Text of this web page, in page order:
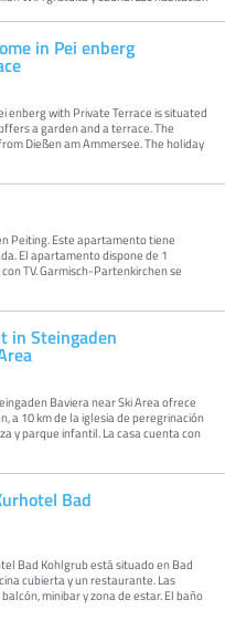
in Pei enberg
enberg with Private Terrace is situated
a garden and a terrace. The
Dießen am Ammersee. The holiday
Peiting. Este apartamento tiene
El apartamento dispone de 1
TV. Garmisch-Partenkirchen se
in Steingaden
Baviera near Ski Area ofrece
a 10 km de la iglesia de peregrinación
y parque infantil. La casa cuenta con
Bad
Bad Kohlgrub está situado en Bad
cubierta y un restaurante. Las
minibar y zona de estar. El baño